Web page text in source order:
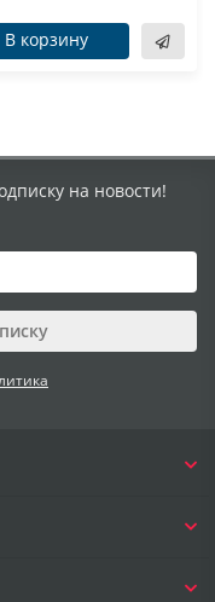
В корзину
на новости!